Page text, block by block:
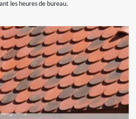
les heures de bureau.